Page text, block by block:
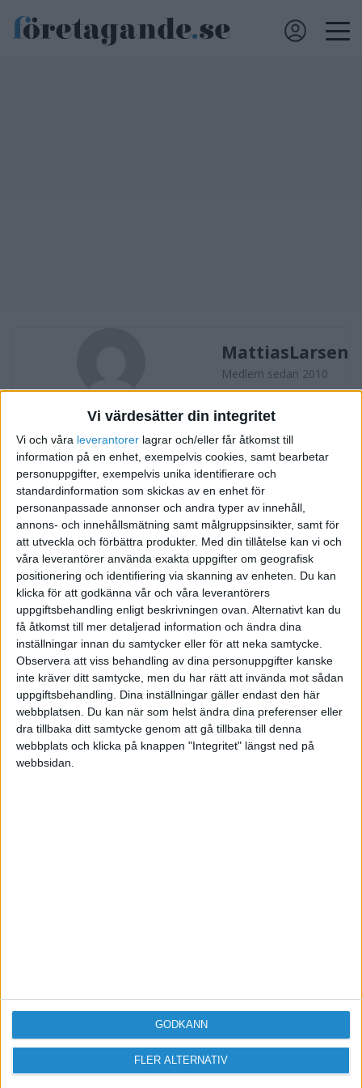
Vi värdesätter din integritet
Vi och våra leverantorer lagrar och/eller får åtkomst till
information på en enhet, exempelvis cookies, samt bearbetar
personuppgifter, exempelvis unika identifierare och
standardinformation som skickas av en enhet för
personanpassade annonser och andra typer av innehåll,
annons- och innehållsmätning samt målgruppsinsikter, samt för
att utveckla och förbättra produkter. Med din tillåtelse kan vi och
våra leverantörer använda exakta uppgifter om geografisk
positionering och identifiering via skanning av enheten. Du kan
klicka för att godkänna vår och våra leverantörers
uppgiftsbehandling enligt beskrivningen ovan. Alternativt kan du
få åtkomst till mer detaljerad information och ändra dina
inställningar innan du samtycker eller för att neka samtycke.
Observera att viss behandling av dina personuppgifter kanske
inte kräver ditt samtycke, men du har rätt att invända mot sådan
uppgiftsbehandling. Dina inställningar gäller endast den här
webbplatsen. Du kan när som helst ändra dina preferenser eller
dra tillbaka ditt samtycke genom att gå tillbaka till denna
webbplats och klicka på knappen "Integritet" längst ned på
webbsidan.
FLER ALTERNATIV
GODKÄNN
MattiasLarsen
Medlem sedan 2010
Följ Skicka meddelande
FORUMAKTIVITET
Vad gäller för distrubitörer?
Tråd
i Bokföring forum, Skatter och
Företagsformer
för 15 år sedan
Har du ett nyhetstips?
Kontakta oss: info@foretagande.se